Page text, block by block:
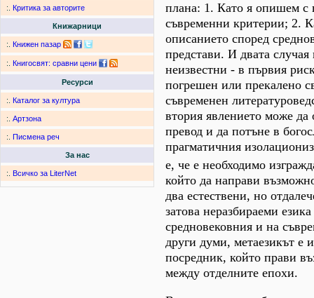
:. Критика за авторите
Книжарници
:. Книжен пазар
:. Книгосвят: сравни цени
Ресурси
:. Каталог за култура
:. Артзона
:. Писмена реч
За нас
:. Всичко за LiterNet
плана: 1. Като я опишем
съвременни критерии; 2.
описанието според
представи. И двата случая
неизвестни - в първия
погрешен или прекалено
съвременен
втория явлението може да
превод и да потъне в
прагматичния
е, че е необходимо
който да направи
два естествени, но
затова неразбираеми
средновековния и на
други думи, метаезикът е
посредник, който прави
между отделните епохи.